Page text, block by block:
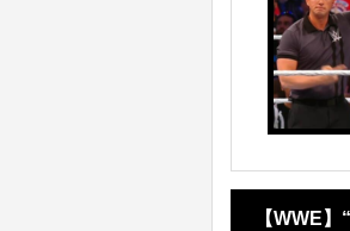
【WWE